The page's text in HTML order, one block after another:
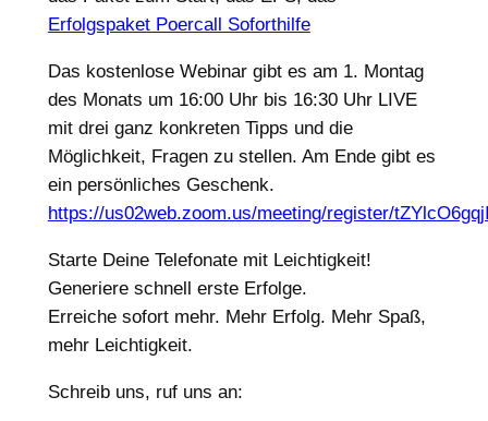
Erfolgspaket Poercall Soforthilfe
Das kostenlose Webinar gibt es am 1. Montag
des Monats um 16:00 Uhr bis 16:30 Uhr LIVE
mit drei ganz konkreten Tipps und die
Möglichkeit, Fragen zu stellen. Am Ende gibt es
ein persönliches Geschenk.
https://us02web.zoom.us/meeting/register/
Starte Deine Telefonate mit Leichtigkeit!
Generiere schnell erste Erfolge.
Erreiche sofort mehr. Mehr Erfolg. Mehr Spaß,
mehr Leichtigkeit.
Schreib uns, ruf uns an: